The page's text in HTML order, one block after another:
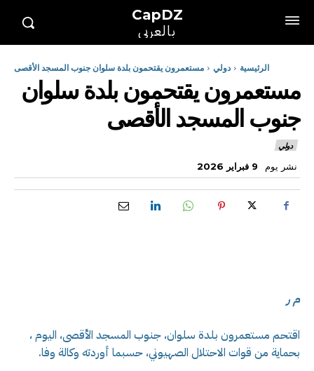
CapDZ
بالعربي
الرئيسية دولي مستعمرون يقتحمون بلدة سلوان جنوب المسجد الأقصى
مستعمرون يقتحمون بلدة سلوان
جنوب المسجد الأقصى
دولي
نشر يوم 9 فبراير 2026
م ر
اقتحم مستعمرون بلدة سلوان، جنوب المسجد الأقصى، اليوم ،
بحماية من قوات الاحتلال الصهيوني، حسبما أوردته وكالة وفا.